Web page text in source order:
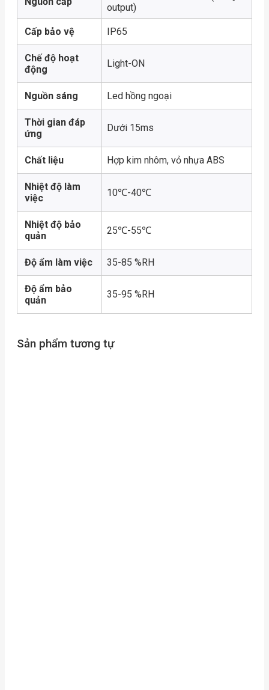
output)
Cấp bảo vệ IP65
Chế độ hoạt
động
Light-ON
Nguồn sáng Led hồng ngoại
Thời gian đáp
ứng
Dưới 15ms
Chất liệu Hợp kim nhôm, vỏ nhựa ABS
Nhiệt độ làm
việc
10℃-40℃
Nhiệt độ bảo
quản
25℃-55℃
Độ ẩm làm việc 35-85 %RH
Độ ẩm bảo
quản
35-95 %RH
Sản phẩm tương tự